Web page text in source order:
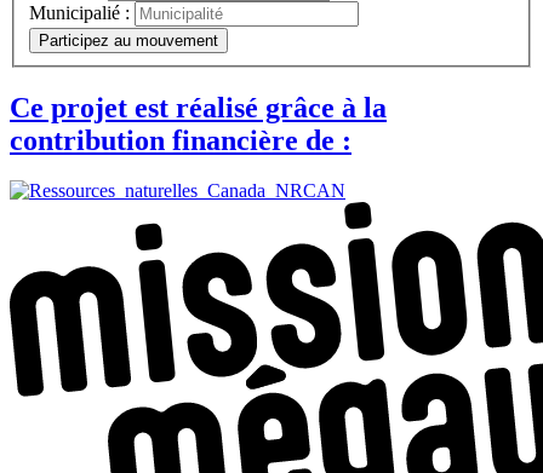
Municipalié :
Ce projet est réalisé grâce à la
contribution financière de :